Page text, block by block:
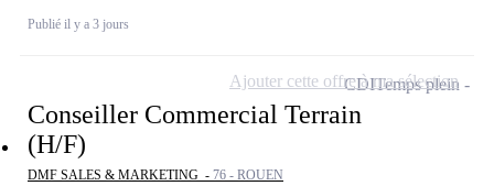
Publié il y a 3 jours
Conseiller Commercial Terrain
(H/F)
DMF SALES & MARKETING - 76 - ROUEN
CDITemps plein
Ajouter cette offre à ma sélection